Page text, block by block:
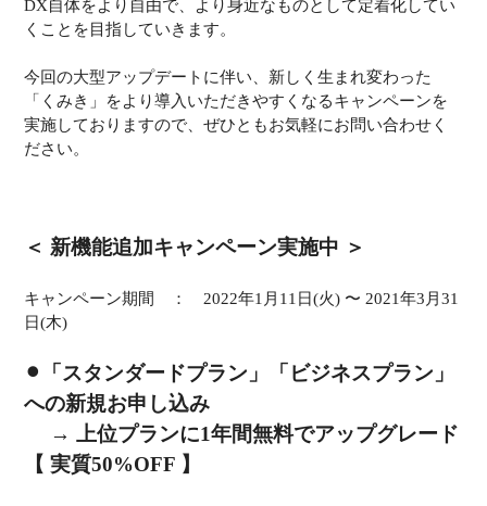
DX自体をより自由で、より身近なものとして定着化してい
くことを目指していきます。
今回の大型アップデートに伴い、新しく生まれ変わった
「くみき」をより導入いただきやすくなるキャンペーンを
実施しておりますので、ぜひともお気軽にお問い合わせく
ださい。
＜ 新機能追加キャンペーン実施中 ＞
キャンペーン期間 ： 2022年1月11日(火) 〜 2021年3月31
日(木)
⚫︎「スタンダードプラン」「ビジネスプラン」
への新規お申し込み
→ 上位プランに1年間無料でアップグレード
【 実質50%OFF 】